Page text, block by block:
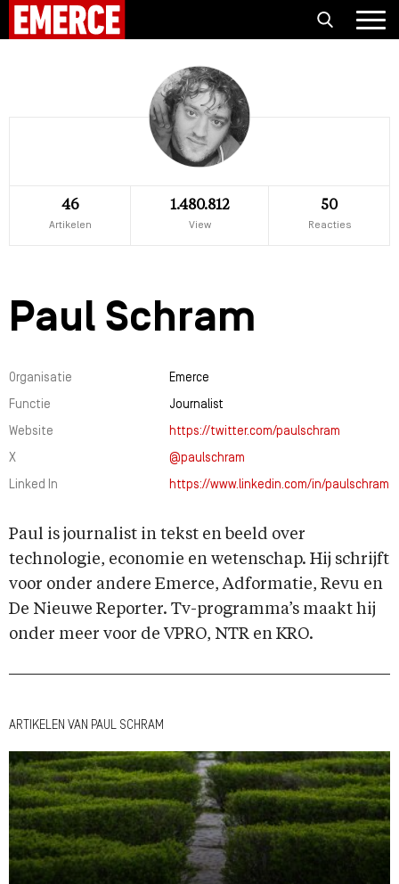
46
Artikelen
1.480.812
View
50
Reacties
Paul Schram
Organisatie
Emerce
Functie
Journalist
Website
https://twitter.com/paulschram
X
@paulschram
Linked In
https://www.linkedin.com/in/paulschram
Paul is journalist in tekst en beeld over
technologie, economie en wetenschap. Hij schrijft
voor onder andere Emerce, Adformatie, Revu en
De Nieuwe Reporter. Tv-programma’s maakt hij
onder meer voor de VPRO, NTR en KRO.
ARTIKELEN VAN PAUL SCHRAM